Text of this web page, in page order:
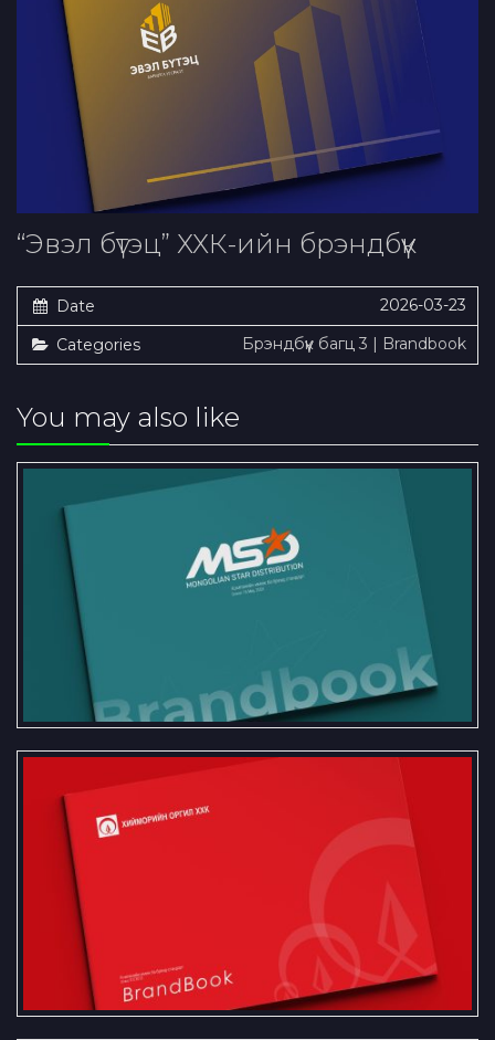
“Эвэл бүтэц” ХХК-ийн брэндбүүк
Date
2026-03-23
Categories
Брэндбүүк багц 3 | Brandbook
You may also like
“Монголиан Стар Дистрибюшин”
ХХК-ийн брэндбүүк
“Хийморийн Оргил” ХХК-ийн